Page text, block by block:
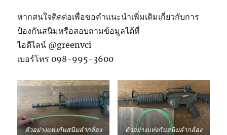
หากสนใจติดต่อเพื่อขอคำแนะนำเพิ่มเติมเกี่ยวกับการ
ป้องกันสนิมหรือสอบถามข้อมูลได้ที่
ไอดีไลน์ @greenvci
เบอร์โทร 098-995-3600
ตัวอย่างแท่งกันสนิมลำกล้อง
ตัวอย่างแท่งกันสนิมลำกล้อง